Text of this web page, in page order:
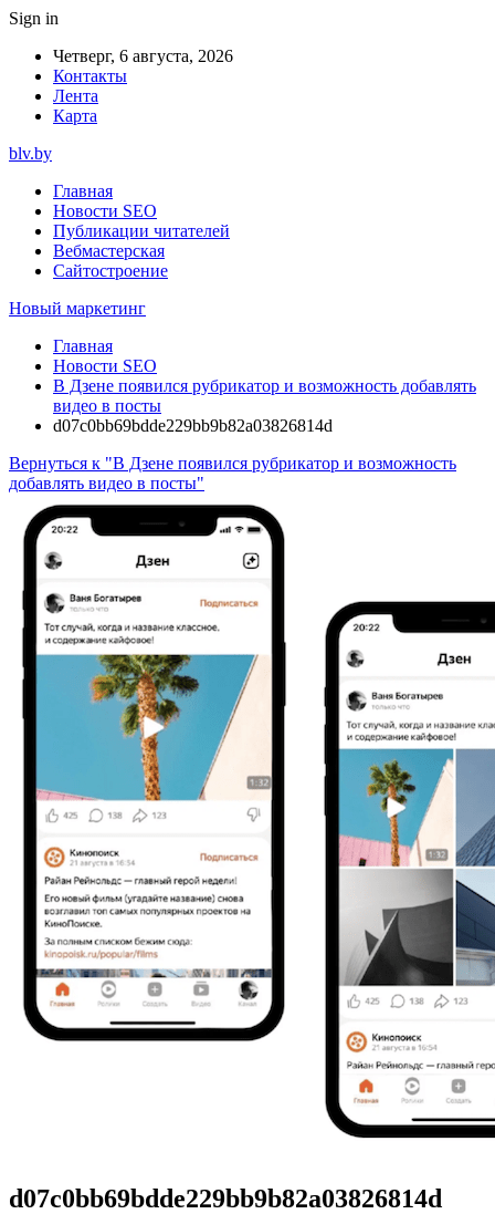
Sign in
Четверг, 6 августа, 2026
Контакты
Лента
Карта
blv.by
Главная
Новости SEO
Публикации читателей
Вебмастерская
Сайтостроение
Новый маркетинг
Главная
Новости SEO
В Дзене появился рубрикатор и возможность добавлять
видео в посты
d07c0bb69bdde229bb9b82a03826814d
Вернуться к "В Дзене появился рубрикатор и возможность
добавлять видео в посты"
d07c0bb69bdde229bb9b82a03826814d